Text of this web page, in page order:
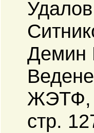
Демин
ЖЭТФ,
стр.